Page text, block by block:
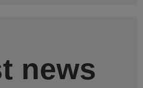
news